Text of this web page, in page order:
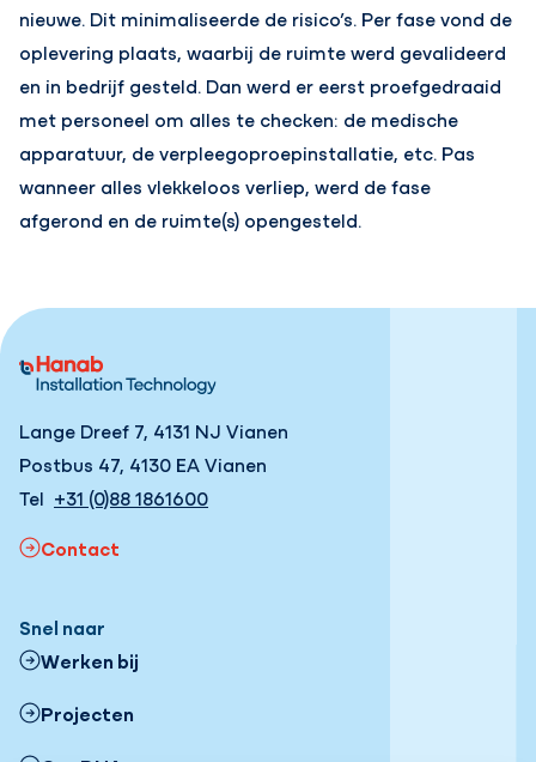
nieuwe. Dit minimaliseerde de risico’s. Per fase vond de
oplevering plaats, waarbij de ruimte werd gevalideerd
en in bedrijf gesteld. Dan werd er eerst proefgedraaid
met personeel om alles te checken: de medische
apparatuur, de verpleegoproepinstallatie, etc. Pas
wanneer alles vlekkeloos verliep, werd de fase
afgerond en de ruimte(s) opengesteld.
Lange Dreef 7, 4131 NJ Vianen
Postbus 47, 4130 EA Vianen
Tel +31 (0)88 1861600
Contact
Snel naar
Werken bij
Projecten